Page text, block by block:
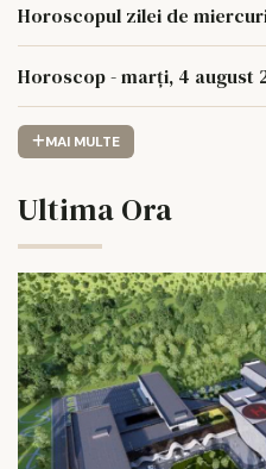
Horoscopul zilei de
Horoscop - marți, 4 august
MAI MULTE
Ultima Ora